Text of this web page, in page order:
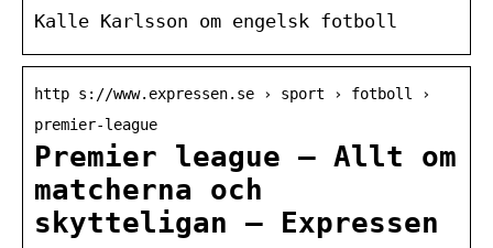
Kalle Karlsson om engelsk fotboll
http s://www.expressen.se › sport › fotboll ›
premier-league
Premier league – Allt om
matcherna och
skytteligan – Expressen